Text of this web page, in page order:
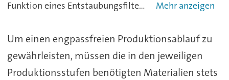
Funktion eines Entstaubungsfilters am Beispiel eines Silo-Rundfilters mit pneumatischem Abreinigungssystem
Um einen engpassfreien Produktionsablauf zu
gewährleisten, müssen die in den jeweiligen
Produktionsstufen benötigten Materialien stets